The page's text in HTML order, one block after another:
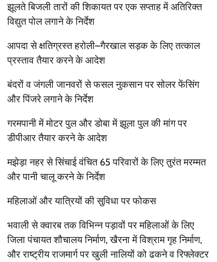
झूलते बिजली तारों की शिकायत पर एक सप्ताह में अतिरिक्त
विद्युत पोल लगाने के निर्देश
आपदा से क्षतिग्रस्त हरोली–गैरखाल सड़क के लिए तत्काल
प्रस्ताव तैयार करने के आदेश
बंदरों व जंगली जानवरों से फसल नुकसान पर सोलर फेंसिंग
और पिंजरे लगाने के निर्देश
गरमपानी में मोटर पुल और डोबा में झूला पुल की मांग पर
डीपीआर तैयार करने के आदेश
मझेड़ा नहर से सिंचाई वंचित 65 परिवारों के लिए तुरंत मरम्मत
और पानी चालू करने के निर्देश
महिलाओं और यात्रियों की सुविधा पर फोकस
भवाली से क्वारब तक विभिन्न पड़ावों पर महिलाओं के लिए
जिला पंचायत शौचालय निर्माण, खैरना में विश्राम गृह निर्माण,
और राष्ट्रीय राजमार्ग पर खुली नालियों को ढकने व रिफ्लेक्टर